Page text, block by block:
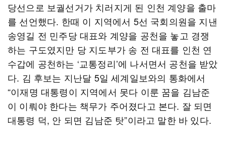
당선으로 보궐선거가 치러지게 된 인천 계양을 출마
를 선언했다. 한때 이 지역에서 5선 국회의원을 지낸
송영길 전 민주당 대표와 계양을 공천을 놓고 경쟁
하는 구도였지만 당 지도부가 송 전 대표를 인천 연
수갑에 공천하는 ‘교통정리’에 나서면서 공천을 받았
다. 김 후보는 지난달 5일 세계일보와의 통화에서
“이재명 대통령이 지역에서 못다 이룬 꿈을 김남준
이 이뤄야 한다는 책무가 주어졌다고 본다. 잘 되면
대통령 덕, 안 되면 김남준 탓”이라고 말한 바 있다.